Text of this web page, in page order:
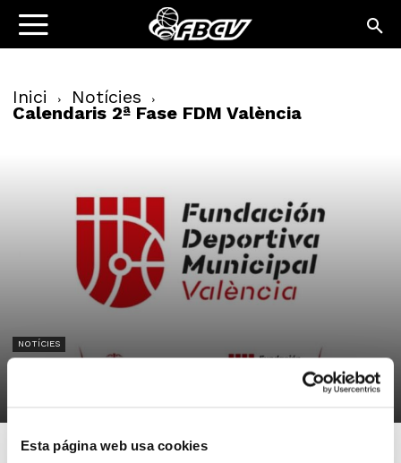
Esta página web usa cookies
Inici Notícies
Calendaris 2ª Fase FDM València
NOTÍCIES
Calendaris 2ª Fase FDM València